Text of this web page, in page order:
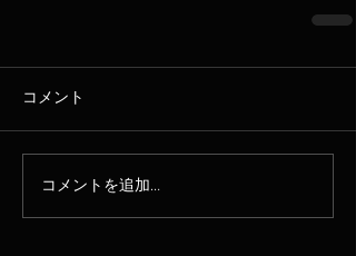
コメント
コメントを追加…